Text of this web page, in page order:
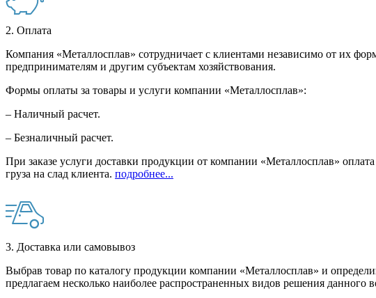
2. Оплата
Компания «Металлосплав» сотрудничает с клиентами независимо от их
предпринимателям и другим субъектам хозяйствования.
Формы оплаты за товары и услуги компании «Металлосплав»:
– Наличный расчет.
– Безналичный расчет.
При заказе услуги доставки продукции от компании «Металлосплав»
груза на слад клиента. подробнее...
3. Доставка или самовывоз
Выбрав товар по каталогу продукции компании «Металлосплав» и
предлагаем несколько наиболее распространенных видов решения данного